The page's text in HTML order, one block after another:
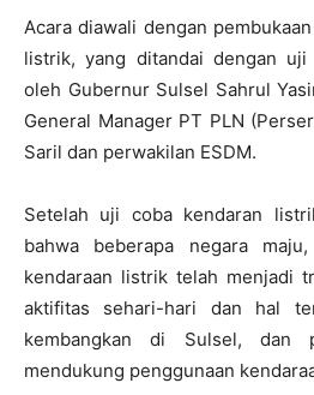
Acara diawali dengan
listrik, yang ditandai dengan
oleh Gubernur Sulsel Sahrul
General Manager PT PLN
Saril dan perwakilan ESDM.
Setelah uji coba kendaran
bahwa beberapa negara
kendaraan listrik telah menjadi
aktifitas sehari-hari dan hal
kembangkan di Sulsel, dan
mendukung penggunaan